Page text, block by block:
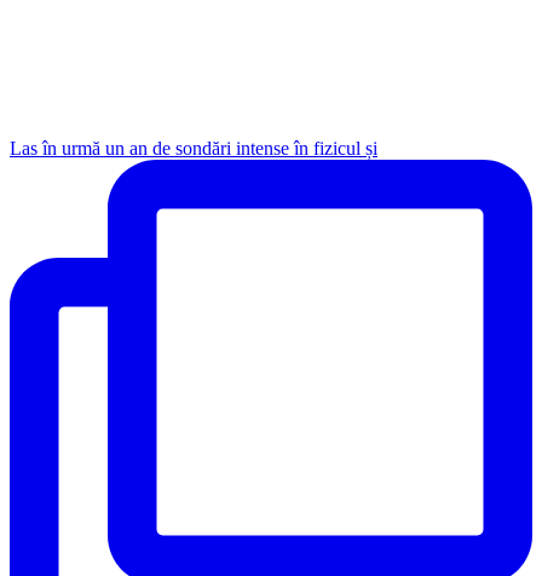
Las în urmă un an de sondări intense în fizicul și